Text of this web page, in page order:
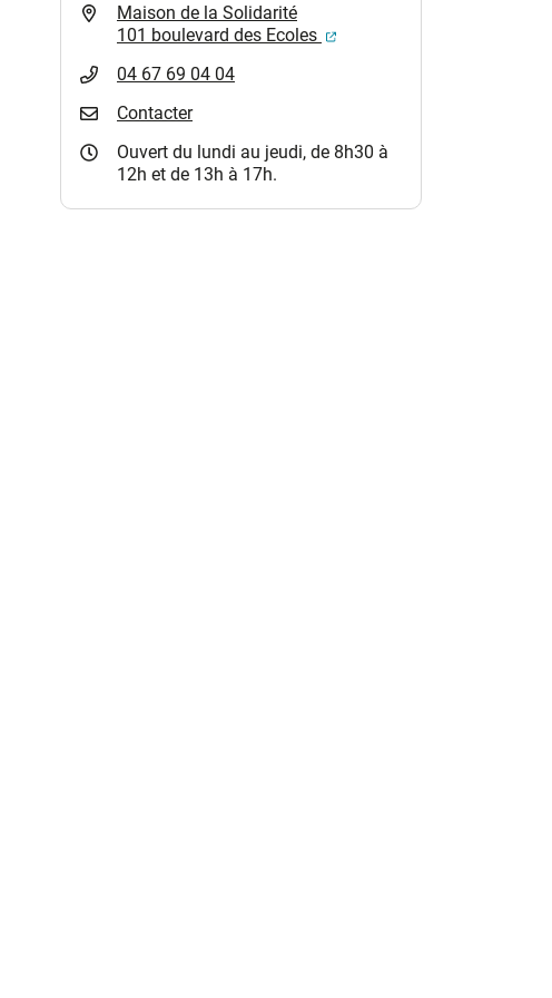
Maison de la Solidarité
101 boulevard des Ecoles
(ouverture dans un nouvel
04 67 69 04 04
Contacter
Ouvert du lundi au jeudi, de 8h30 à
12h et de 13h à 17h.